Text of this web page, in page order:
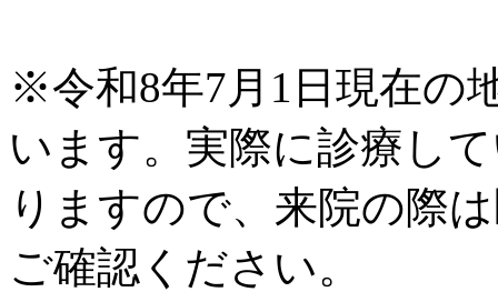
※令和8年7月1日現在の
います。実際に診療し
りますので、来院の際
ご確認ください。